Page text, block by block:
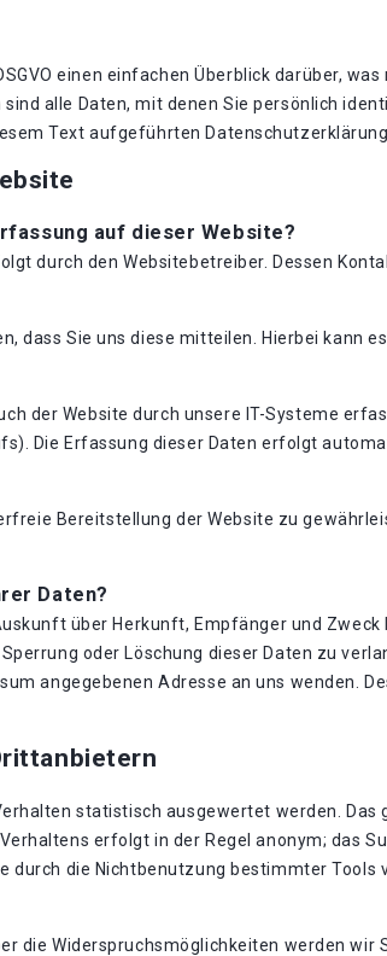
einen einfachen Überblick darüber,
alle Daten, mit denen Sie persönlich
Text aufgeführten Datenschutzerklärung.
auf dieser Website?
durch den Websitebetreiber. Dessen
dass Sie uns diese mitteilen. Hierbei kann
der Website durch unsere IT-Systeme
Die Erfassung dieser Daten erfolgt
Bereitstellung der Website zu
Daten?
über Herkunft, Empfänger und
oder Löschung dieser Daten zu
angegebenen Adresse an uns wenden.
statistisch ausgewertet werden.
erfolgt in der Regel anonym; das
durch die Nichtbenutzung bestimmter
die Widerspruchsmöglichkeiten werden